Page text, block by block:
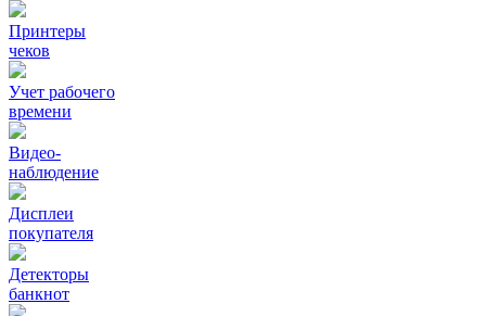
Принтеры
чеков
Учет рабочего
времени
Видео‑
наблюдение
Дисплеи
покупателя
Детекторы
банкнот